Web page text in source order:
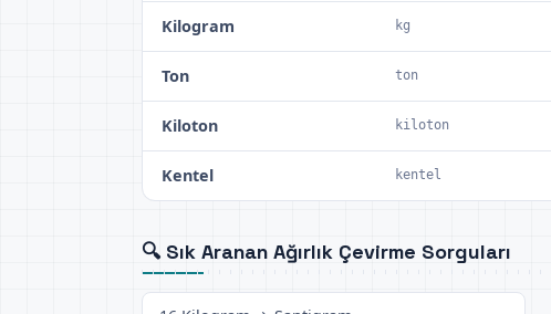
Kilogram kg
Ton ton
Kiloton kiloton
Kentel kentel
🔍 Sık Aranan Ağırlık Çevirme Sorguları